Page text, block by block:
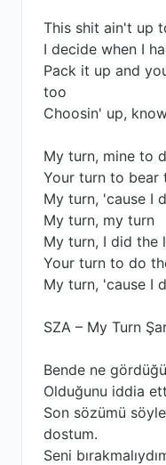
This shit ain't up
I decide when I
Pack it up and
too
Choosin' up,
My turn, mine to
Your turn to bear
My turn, 'cause I
My turn, my turn
My turn, I did the
Your turn to do
My turn, 'cause I
SZA – My Turn
Bende ne
Olduğunu iddia
Son sözümü
dostum.
Seni